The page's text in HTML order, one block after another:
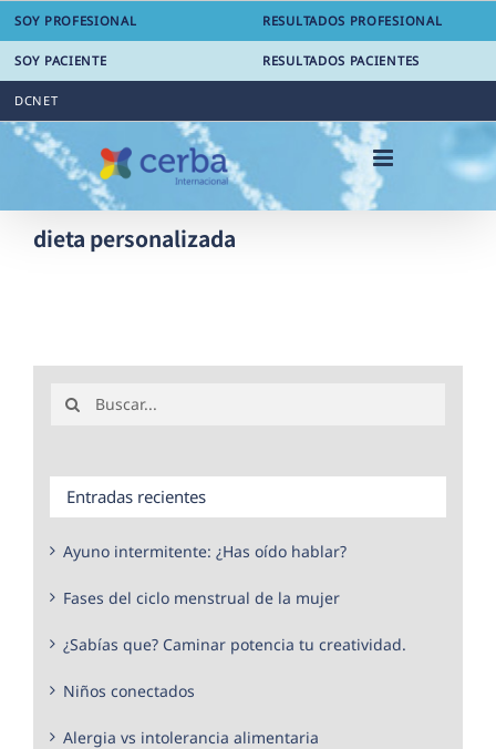
Saltar
contenido
SOY PROFESIONAL RESULTADOS PROFESIONAL
SOY PACIENTE RESULTADOS PACIENTES
DCNET
dieta personalizada
Entradas recientes
Ayuno intermitente: ¿Has oído hablar?
Fases del ciclo menstrual de la mujer
¿Sabías que? Caminar potencia tu creatividad.
Niños conectados
Alergia vs intolerancia alimentaria